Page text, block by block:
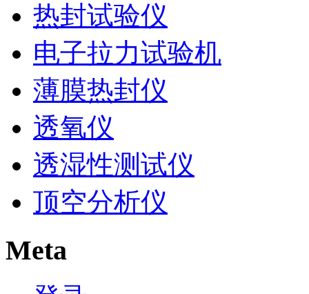
热封试验仪
电子拉力试验机
薄膜热封仪
透氧仪
透湿性测试仪
顶空分析仪
Meta